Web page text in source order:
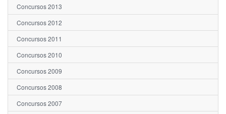
Concursos 2013
Concursos 2012
Concursos 2011
Concursos 2010
Concursos 2009
Concursos 2008
Concursos 2007